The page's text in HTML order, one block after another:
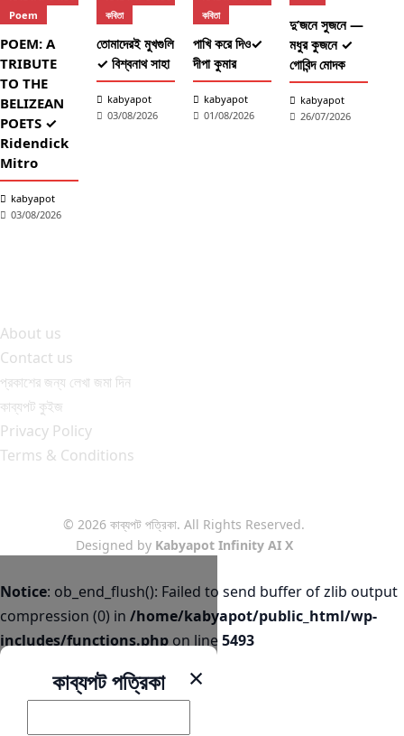
Poem
POEM: A
TRIBUTE
TO THE
BELIZEAN
POETS ✓
Ridendick
Mitro
kabyapot
03/08/2026
কবিতা
তোমাদেরই মুখগুলি
✓ বিশ্বনাথ সাহা
kabyapot
03/08/2026
কবিতা
পাখি করে দিও✓
দীপা কুমার
kabyapot
01/08/2026
দু’জনে সুজনে —
মধুর কুজনে ✓
গোবিন্দ মোদক
kabyapot
26/07/2026
About us
Contact us
প্রকাশের জন্য লেখা জমা দিন
কাব্যপট কুইজ
Privacy Policy
Terms & Conditions
© 2026 কাব্যপট পত্রিকা. All Rights Reserved.
Designed by Kabyapot Infinity AI X
×
কাব্যপট পত্রিকা
Notice: ob_end_flush(): Failed to send buffer of zlib output
compression (0) in /home/kabyapot/public_html/wp-
includes/functions.php on line5493